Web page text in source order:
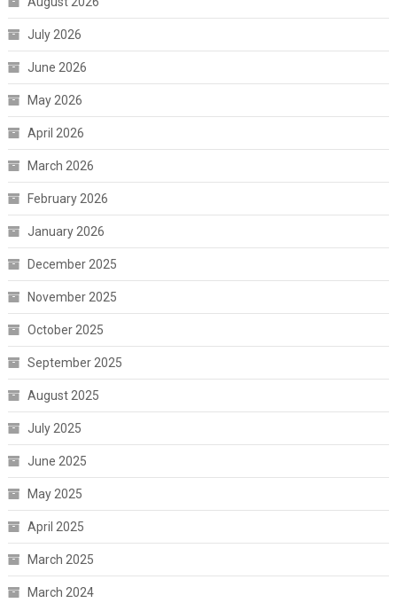
July 2026
June 2026
May 2026
April 2026
March 2026
February 2026
January 2026
December 2025
November 2025
October 2025
September 2025
August 2025
July 2025
June 2025
May 2025
April 2025
March 2025
March 2024